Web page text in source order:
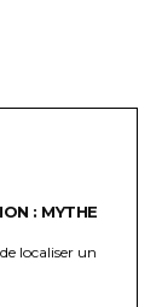
: MYTHE
localiser un